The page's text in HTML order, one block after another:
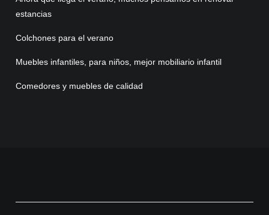
estancias
Colchones para el verano
Muebles infantiles, para niños, mejor mobiliario infantil
Comedores y muebles de calidad